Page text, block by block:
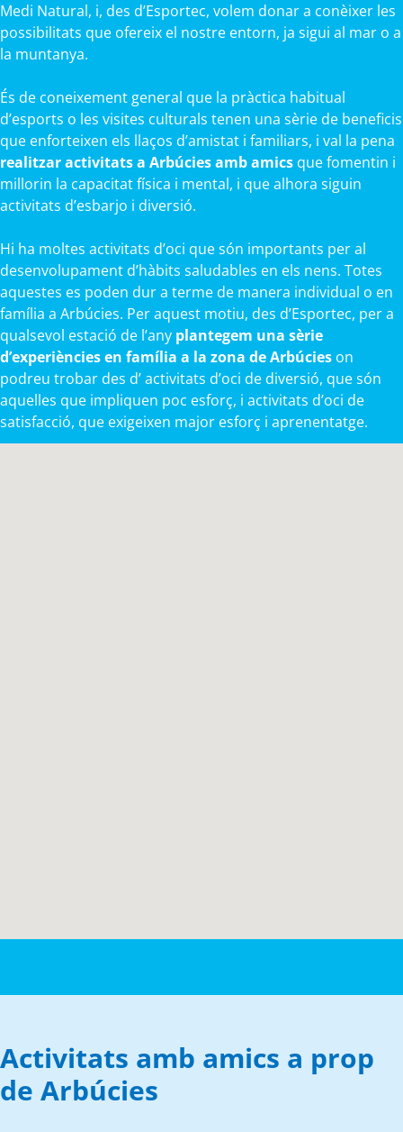
Medi Natural, i, des d’Esportec, volem donar a conèixer les
possibilitats que ofereix el nostre entorn, ja sigui al mar o a
la muntanya.
És de coneixement general que la pràctica habitual
d’esports o les visites culturals tenen una sèrie de beneficis
que enforteixen els llaços d’amistat i familiars, i val la pena
realitzar activitats a Arbúcies amb amics que fomentin i
millorin la capacitat física i mental, i que alhora siguin
activitats d’esbarjo i diversió.
Hi ha moltes activitats d’oci que són importants per al
desenvolupament d’hàbits saludables en els nens. Totes
aquestes es poden dur a terme de manera individual o en
família a Arbúcies. Per aquest motiu, des d’Esportec, per a
qualsevol estació de l’any plantegem una sèrie
d’experiències en família a la zona de Arbúcies on
podreu trobar des d’ activitats d’oci de diversió, que són
aquelles que impliquen poc esforç, i activitats d’oci de
satisfacció, que exigeixen major esforç i aprenentatge.
Activitats amb amics a prop
de Arbúcies